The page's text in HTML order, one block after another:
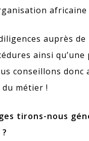
auprès
ainsi
conseillons donc
métier !
tirons-nous